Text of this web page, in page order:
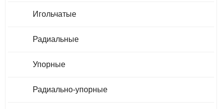
Игольчатые
Радиальные
Упорные
Радиально-упорные